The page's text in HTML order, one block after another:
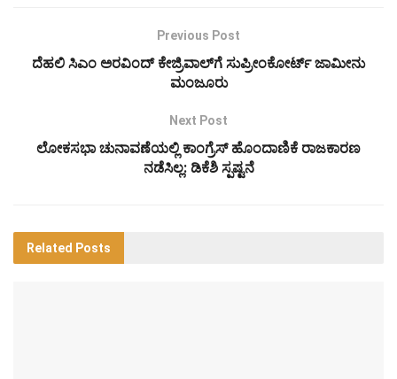
Previous Post
ದೆಹಲಿ ಸಿಎಂ ಅರವಿಂದ್ ಕೇಜ್ರಿವಾಲ್‌ಗೆ ಸುಪ್ರೀಂಕೋರ್ಟ್ ಜಾಮೀನು
ಮಂಜೂರು
Next Post
ಲೋಕಸಭಾ ಚುನಾವಣೆಯಲ್ಲಿ ಕಾಂಗ್ರೆಸ್ ಹೊಂದಾಣಿಕೆ ರಾಜಕಾರಣ
ನಡೆಸಿಲ್ಲ: ಡಿಕೆಶಿ ಸ್ಪಷ್ಟನೆ
Related Posts